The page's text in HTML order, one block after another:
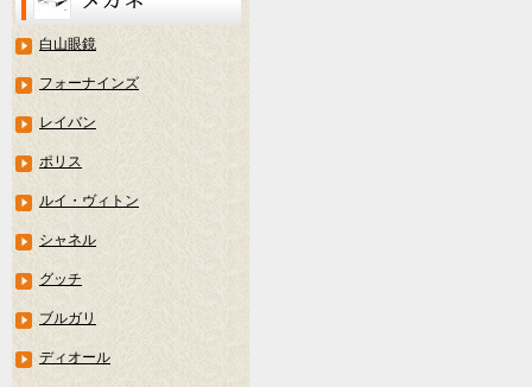
白山眼鏡
フォーナインズ
レイバン
ポリス
ルイ・ヴィトン
シャネル
グッチ
ブルガリ
ディオール